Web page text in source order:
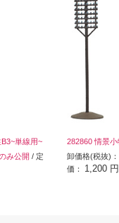
単線用~
み公開 / 定
282860 情景
卸価格(税抜)：
価： 1,200 円